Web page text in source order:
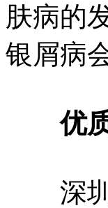
肤病的
银屑病
优
深圳